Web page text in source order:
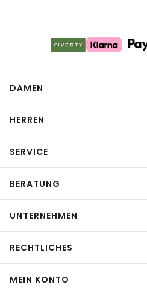
DAMEN
HERREN
SERVICE
BERATUNG
UNTERNEHMEN
RECHTLICHES
MEIN KONTO